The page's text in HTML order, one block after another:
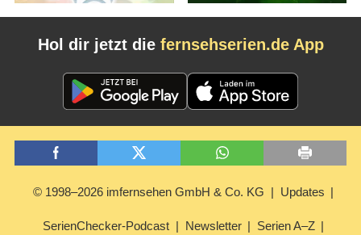
Hol dir jetzt die fernsehserien.de App
© 1998–2026 imfernsehen GmbH & Co. KG Updates
SerienChecker-Podcast Newsletter Serien A–Z